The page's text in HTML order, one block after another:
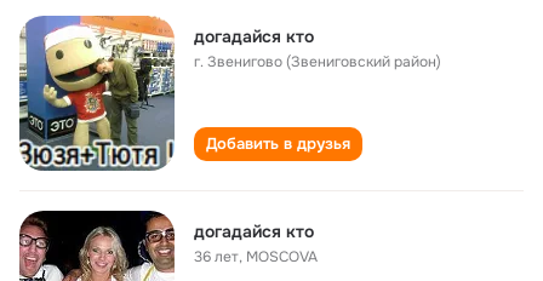
догадайся кто
г. Звенигово (Звениговский район)
Добавить в друзья
догадайся кто
36 лет, MOSCOVA